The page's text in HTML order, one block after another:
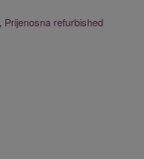
Prijenosna refurbished